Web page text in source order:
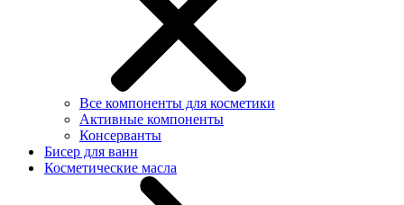
Все компоненты для косметики
Активные компоненты
Консерванты
Бисер для ванн
Косметические масла